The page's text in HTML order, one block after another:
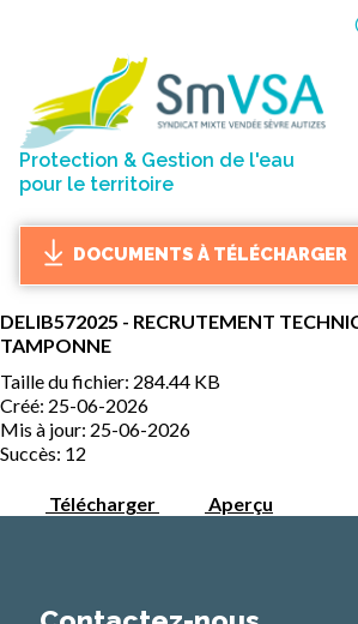
Protection & Gestion de l'eau
pour le territoire
DOCUMENTS À TÉLÉCHARGER
DELIB572025 - RECRUTEMENT
TAMPONNE
Taille du fichier: 284.44 KB
Créé: 25-06-2026
Mis à jour: 25-06-2026
Succès: 12
Télécharger Aperçu